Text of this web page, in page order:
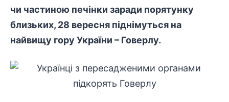
чи частиною печінки заради порятунку
близьких, 28 вересня піднімуться на
найвищу гору України – Говерлу.